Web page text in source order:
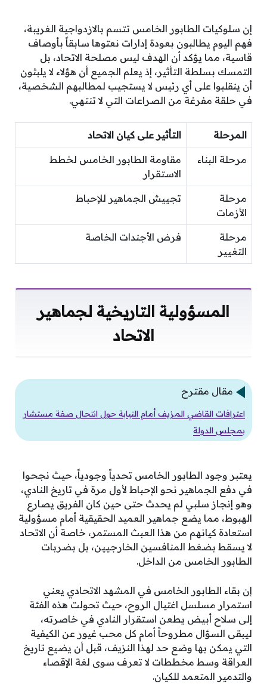
إن سلوكيات الطابور الخامس تتسم بالازدواجية الغريبة،
فهم اليوم يطالبون بعودة إدارات نعتوها سابقاً بأوصاف
قاسية، مما يؤكد أن الهدف ليس مصلحة الاتحاد، بل
التمسك بسلطة التأثير، إذ يعلم الجميع أن هؤلاء لا يلبثون
أن ينقلبوا على أي رئيس لا يستجيب لمطالبهم الشخصية،
في حلقة مفرغة من الصراعات التي لا تنتهي.
المرحلة التأثير على كيان الاتحاد
مرحلة البناء
مقاومة الطابور الخامس لخطط
الاستقرار
مرحلة
الأزمات
تجييش الجماهير للإحباط
مرحلة
التغيير
فرض الأجندات الخاصة
المسؤولية التاريخية لجماهير
الاتحاد
مقال مقترح
اعترافات القاضي المزيف أمام النيابة حول انتحال صفة مستشار
بمجلس الدولة
يعتبر وجود الطابور الخامس تحدياً وجودياً، حيث نجحوا
في دفع الجماهير نحو الإحباط لأول مرة في تاريخ النادي،
وهو إنجاز سلبي لم يحدث حتى حين كان الفريق يصارع
الهبوط، مما يضع جماهير العميد الحقيقية أمام مسؤولية
استعادة كيانهم من هذا العبث المستمر، خاصة أن الاتحاد
لا يسقط بضغط المنافسين الخارجيين، بل بضربات
الطابور الخامس من الداخل.
إن بقاء الطابور الخامس في المشهد الاتحادي يعني
استمرار مسلسل اغتيال الروح، حيث تحولت هذه الفئة
إلى سلاح أبيض يطعن استقرار النادي في خاصرته،
ليبقى السؤال مطروحاً أمام كل محب غيور عن الكيفية
التي يمكن بها وضع حد لهذا النزيف، قبل أن يضيع تاريخ
العراقة وسط مخططات لا تعرف سوى لغة الإقصاء
والتدمير المتعمد للكيان.